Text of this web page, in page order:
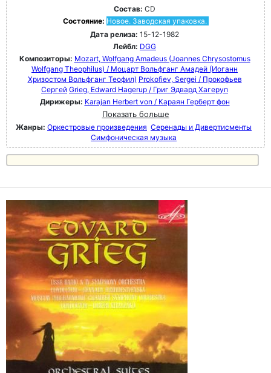
Состав: CD
Состояние: Новое. Заводская упаковка.
Дата релиза: 15-12-1982
Лейбл: DGG
Композиторы: Mozart, Wolfgang Amadeus (Joannes Chrysostomus
Wolfgang Theophilus) / Моцарт Вольфганг Амадей (Иоганн
Хризостом Вольфганг Теофил) Prokofiev, Sergei / Прокофьев
Сергей Grieg, Edward Hagerup / Григ Эдвард Хагеруп
Дирижеры: Karajan Herbert von / Караян Герберт фон
Показать больше
Жанры: Оркестровые произведения Серенады и Дивертисменты
Симфоническая музыка